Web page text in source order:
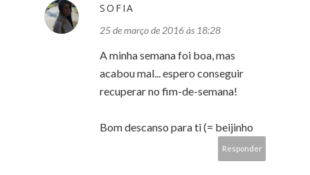
SOFIA
25 de março de 2016 às 18:28
A minha semana foi boa, mas
acabou mal... espero conseguir
recuperar no fim-de-semana!
Bom descanso para ti (= beijinho
Responder